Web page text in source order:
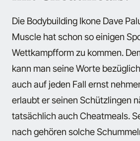
Die Bodybuilding Ikone Dave
Muscle hat schon so einigen
Wettkampfform zu kommen.
kann man seine Worte
auch auf jeden Fall ernst
erlaubt er seinen Schützlingen
tatsächlich auch Cheatmeals.
nach gehören solche